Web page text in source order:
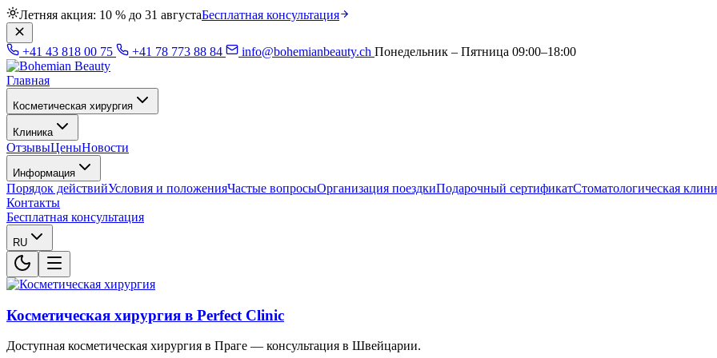
Летняя акция: 10 % до 31 августаБесплатная консультация
+41 43 818 00 75 +41 78 773 88 84 info@bohemianbeauty.ch Понедельник – Пятница 09:00–18:00
Главная
Косметическая хирургия
Клиника
ОтзывыЦеныНовости
Информация
Порядок действийУсловия и положенияЧастые вопросыОрганизация поездкиПодарочный сертификатСтоматологическая
Контакты
Бесплатная консультация
RU
Косметическая хирургия в Perfect Clinic
Доступная косметическая хирургия в Праге — консультация в Швейцарии.